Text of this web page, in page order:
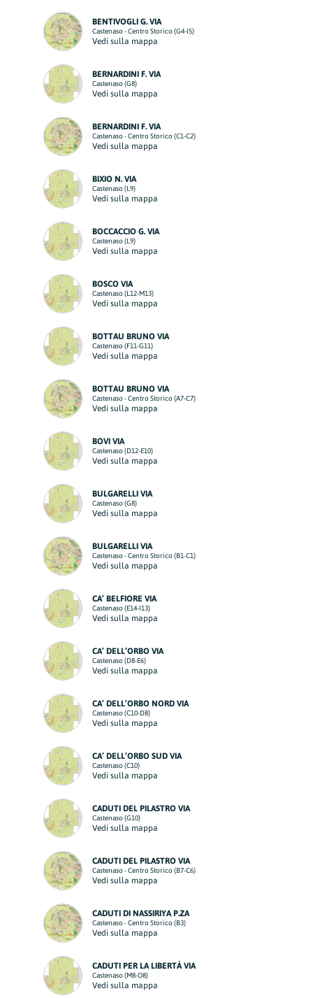
BENTIVOGLI G. VIA
Castenaso - Centro Storico (G4-I5)
Vedi sulla mappa
BERNARDINI F. VIA
Castenaso (G8)
Vedi sulla mappa
BERNARDINI F. VIA
Castenaso - Centro Storico (C1-C2)
Vedi sulla mappa
BIXIO N. VIA
Castenaso (L9)
Vedi sulla mappa
BOCCACCIO G. VIA
Castenaso (L9)
Vedi sulla mappa
BOSCO VIA
Castenaso (L12-M13)
Vedi sulla mappa
BOTTAU BRUNO VIA
Castenaso (F11-G11)
Vedi sulla mappa
BOTTAU BRUNO VIA
Castenaso - Centro Storico (A7-C7)
Vedi sulla mappa
BOVI VIA
Castenaso (D12-E10)
Vedi sulla mappa
BULGARELLI VIA
Castenaso (G8)
Vedi sulla mappa
BULGARELLI VIA
Castenaso - Centro Storico (B1-C1)
Vedi sulla mappa
CA’ BELFIORE VIA
Castenaso (E14-I13)
Vedi sulla mappa
CA’ DELL’ORBO VIA
Castenaso (D8-E6)
Vedi sulla mappa
CA’ DELL’ORBO NORD VIA
Castenaso (C10-D8)
Vedi sulla mappa
CA’ DELL’ORBO SUD VIA
Castenaso (C10)
Vedi sulla mappa
CADUTI DEL PILASTRO VIA
Castenaso (G10)
Vedi sulla mappa
CADUTI DEL PILASTRO VIA
Castenaso - Centro Storico (B7-C6)
Vedi sulla mappa
CADUTI DI NASSIRIYA P.ZA
Castenaso - Centro Storico (B3)
Vedi sulla mappa
CADUTI PER LA LIBERTÀ VIA
Castenaso (M8-O8)
Vedi sulla mappa